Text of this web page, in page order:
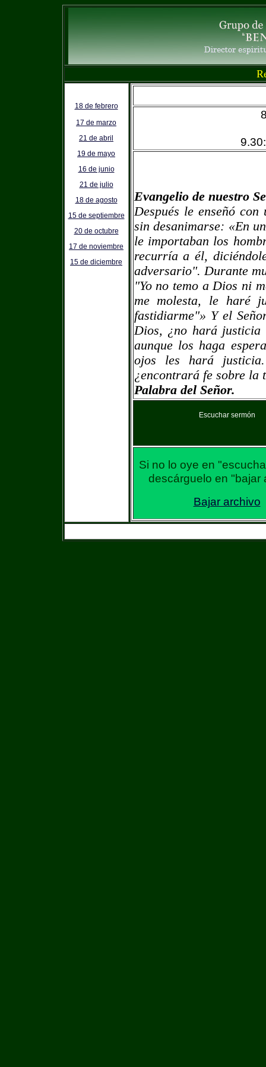
18 de febrero
17 de marzo
21 de abril
19 de mayo
16 de junio
21 de julio
18 de agosto
15 de septiembre
20 de octubre
17 de noviembre
15 de diciembre
Evangelio de nuestro
Después le enseñó
sin desanimarse: «En
le importaban los
recurría a él,
adversario". Durante
"Yo no temo a Dios ni
me molesta, le haré
fastidiarme"» Y el
Dios, ¿no hará justicia
aunque los haga
ojos les hará
¿encontrará fe sobre la
Palabra del Señor.
Escuchar sermón
Si no lo oye en
descárguelo en "bajar
Bajar archivo